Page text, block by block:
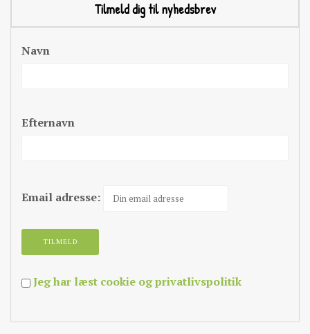
Tilmeld dig til nyhedsbrev
Navn
Efternavn
Email adresse:
Jeg har læst cookie og privatlivspolitik